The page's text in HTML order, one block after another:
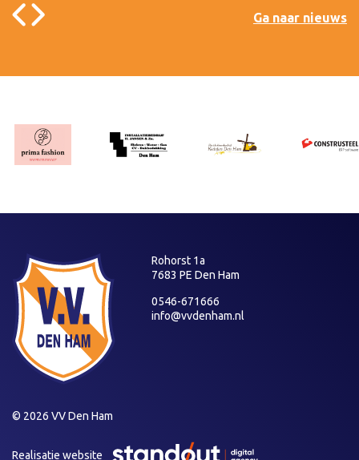
Ga naar nieuws
Rohorst 1a
7683 PE Den Ham
0546-671666
info@vvdenham.nl
© 2026 VV Den Ham
Realisatie website